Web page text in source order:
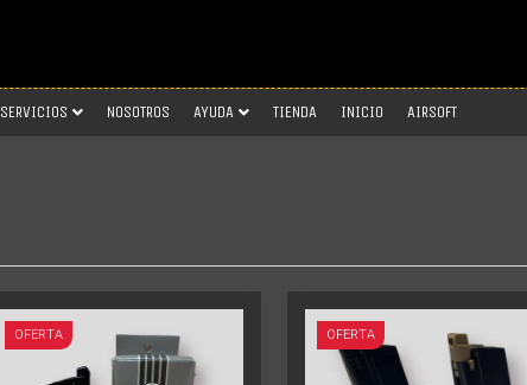
SERVICIOS NOSOTROS AYUDA TIENDA INICIO AIRSOFT
OFERTA OFERTA